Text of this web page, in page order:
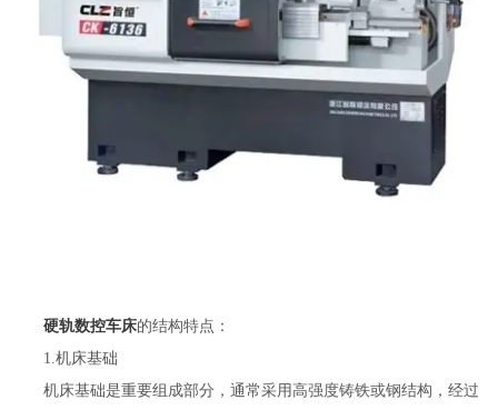
硬轨数控车床的结构特点：
1.机床基础
机床基础是重要组成部分，通常采用高强度铸铁或钢结构，经过